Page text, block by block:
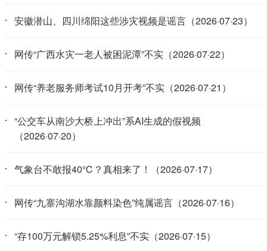
安徽潜山、四川绵阳这些涉灾视频是谣言（2026·07·23）
网传“广西水灾一老人被困泥潭”不实（2026·07·22）
网传“养老服务师考试10月开考”不实（2026·07·21）
“公交车从南沙大桥上冲出”系AI生成的假视频
（2026·07·20）
气象台不敢报40℃？真相来了！（2026·07·17）
网传“九寨沟湖水靠颜料染色”纯属谣言（2026·07·16）
“存100万元解锁5.25%利息”不实（2026·07·15）